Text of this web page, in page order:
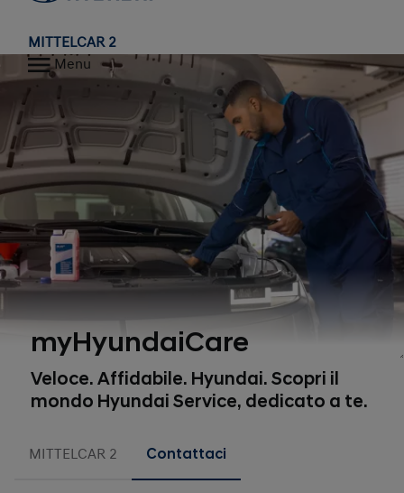
MITTELCAR 2
Menu
myHyundaiCare
Veloce. Affidabile. Hyundai. Scopri il
mondo Hyundai Service, dedicato a te.
MITTELCAR 2 Contattaci